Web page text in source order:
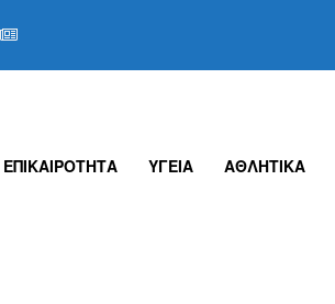
ΕΠΙΚΑΙΡΟΤΗΤΑ ΥΓΕΙΑ ΑΘΛΗΤΙΚΑ